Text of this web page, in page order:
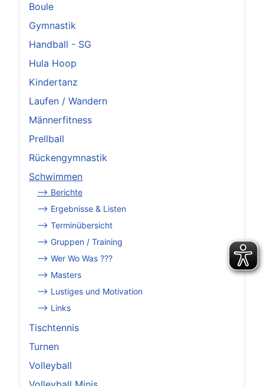
Boule
Gymnastik
Handball - SG
Hula Hoop
Kindertanz
Laufen / Wandern
Männerfitness
Prellball
Rückengymnastik
Schwimmen
--> Berichte
--> Ergebnisse & Listen
--> Terminübersicht
--> Gruppen / Training
--> Wer Wo Was ???
--> Masters
--> Lustiges und Motivation
--> Links
Tischtennis
Turnen
Volleyball